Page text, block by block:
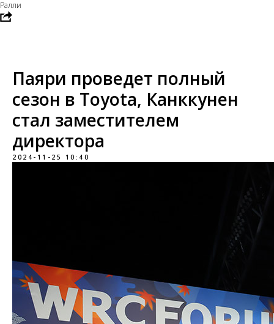
Ралли
Паяри проведет полный
сезон в Toyota, Канккунен
стал заместителем
директора
2024-11-25 10:40